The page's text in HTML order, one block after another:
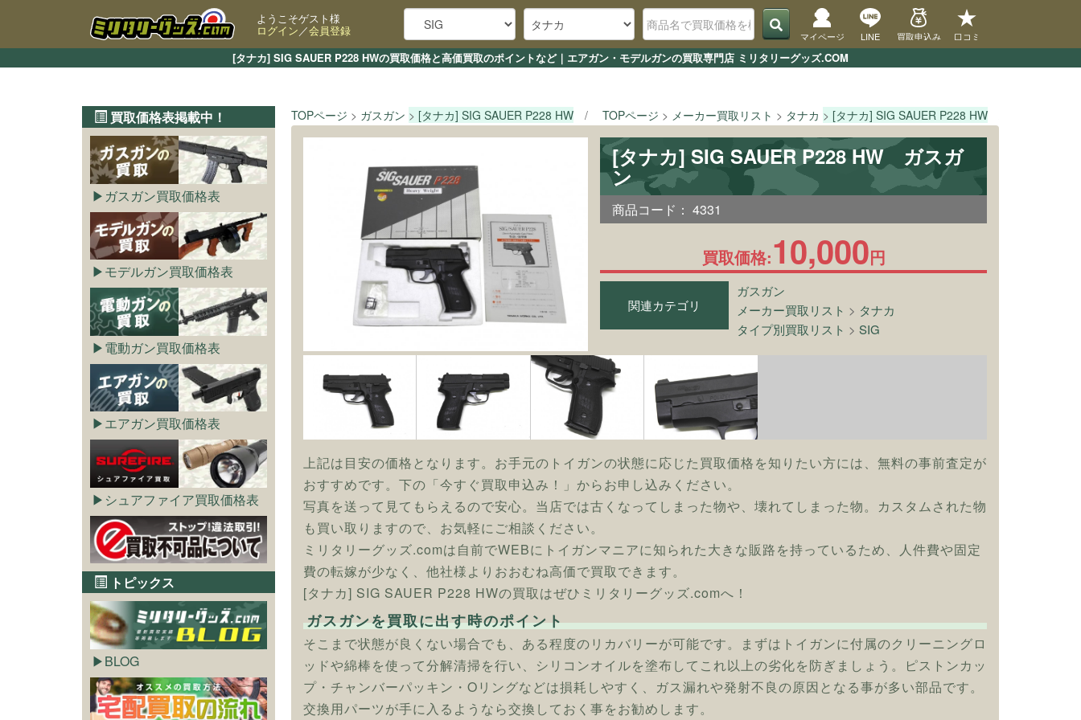
[タナカ] SIG SAUER P228 HWの買取価格と高価買取のポイントなど｜エアガン・モデルガンの買取専門店 ミリタリーグッズ.COM
ようこそゲスト様
ログイン／会員登録 マイページ LINE 買取申込み 口コミ
TOPページ ガスガン [タナカ] SIG SAUER P228 HW TOPページ メーカー買取リスト タナカ [タナカ] SIG SAUER P228 HW
[タナカ] SIG SAUER P228 HW ガスガ
ン
商品コード： 4331
買取価格:10,000円
関連カテゴリ
ガスガン
メーカー買取リスト > タナカ
タイプ別買取リスト >SIG
上記は目安の価格となります。お手元のトイガンの状態に応じた買取価格を知りたい方には、無料の事前査定が
おすすめです。下の「今すぐ買取申込み！」からお申し込みください。
写真を送って見てもらえるので安心。当店では古くなってしまった物や、壊れてしまった物。カスタムされた物
も買い取りますので、お気軽にご相談ください。
ミリタリーグッズ.comは自前でWEBにトイガンマニアに知られた大きな販路を持っているため、人件費や固定
費の転嫁が少なく、他社様よりおおむね高価で買取できます。
[タナカ] SIG SAUER P228 HWの買取はぜひミリタリーグッズ.comへ！
ガスガンを買取に出す時のポイント
そこまで状態が良くない場合でも、ある程度のリカバリーが可能です。まずはトイガンに付属のクリーニングロ
ッドや綿棒を使って分解清掃を行い、シリコンオイルを塗布してこれ以上の劣化を防ぎましょう。ピストンカッ
プ・チャンバーパッキン・Oリングなどは損耗しやすく、ガス漏れや発射不良の原因となる事が多い部品です。
交換用パーツが手に入るようなら交換しておく事をお勧めします。
買取価格表掲載中！
ガスガン買取価格表
モデルガン買取価格表
電動ガン買取価格表
エアガン買取価格表
シュアファイア買取価格表
トピックス
BLOG